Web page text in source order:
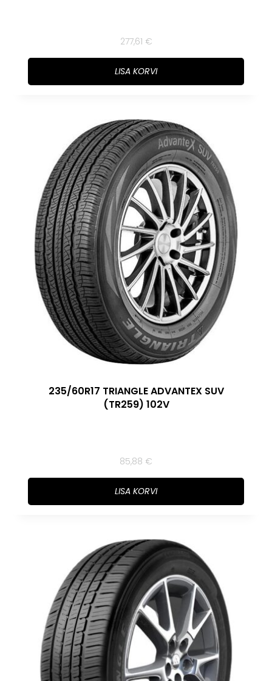
277,61 €
LISA KORVI
235/60R17 TRIANGLE ADVANTEX SUV
(TR259) 102V
85,88 €
LISA KORVI